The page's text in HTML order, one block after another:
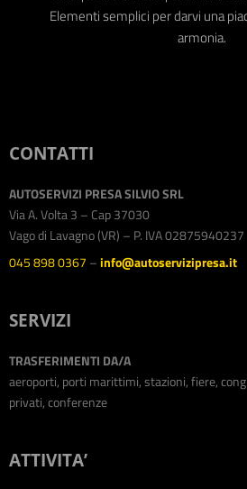
Elementi semplici per darvi una
armonia.
CONTATTI
AUTOSERVIZI PRESA SILVIO SRL
Via A. Volta 3 – Cap 37030
Vago di Lavagno (VR) – P. IVA 02875940237
045 898 0367 –info@autoservizipresa.it
SERVIZI
TRASFERIMENTI DA/A
aeroporti, porti marittimi, stazioni, fiere,
privati, conferenze
ATTIVITA’